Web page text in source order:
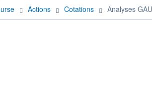
Actions Cotations Analyses